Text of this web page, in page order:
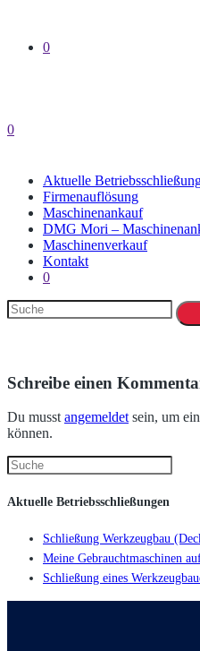
0
0
Aktuelle
Firmenauflösung
Maschinenankauf
DMG Mori –
Maschinenverkauf
Kontakt
0
Schreibe einen
Du musstangemeldetsein, um
können.
Aktuelle Betriebsschließungen
Schließung Werkzeugbau
Meine Gebrauchtmaschinen
Schließung eines